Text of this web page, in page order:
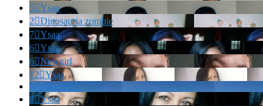
5Ysaa
2Dinosauria zombie
7Ysaa
6Ysaa
6Newgirl
12Ysaa
Marianella!!!
8Ysaa